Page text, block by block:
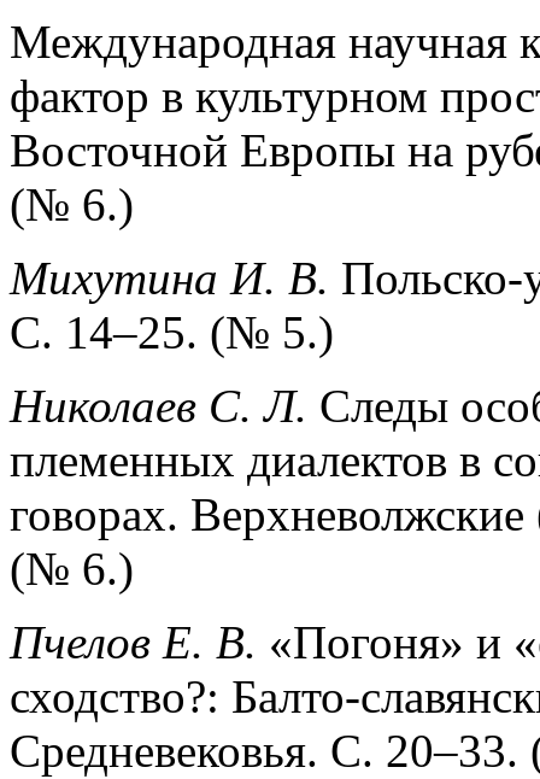
Международная научная
фактор в культурном
Восточной Европы на
(№ 6.)
Михутина И. В. Польско-
С. 14–25. (№ 5.)
Николаев С. Л. Следы
племенных диалектов в
говорах.
(№ 6.)
Пчелов Е. В. «Погоня» и
сходство?: Балто-
Средневековья. С.